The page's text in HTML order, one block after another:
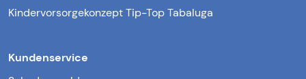
Kindervorsorgekonzept Tip-Top Tabaluga
Kundenservice